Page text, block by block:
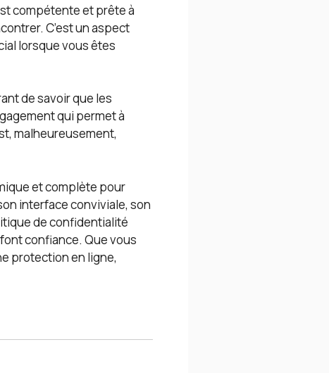
compétente et prête à
C’est un aspect
lorsque vous êtes
de savoir que les
qui permet à
malheureusement,
et complète pour
interface conviviale, son
de confidentialité
confiance. Que vous
protection en ligne,